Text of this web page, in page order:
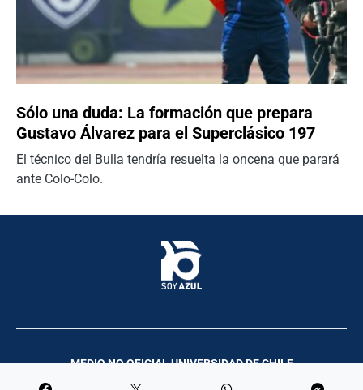
Sólo una duda: La formación que prepara
Gustavo Álvarez para el Superclásico 197
El técnico del Bulla tendría resuelta la oncena que parará
ante Colo-Colo.
MEDIO NO OFICIAL UNIVERSIDAD DE CHILE
Palco Comunicación y Producciones | 2023